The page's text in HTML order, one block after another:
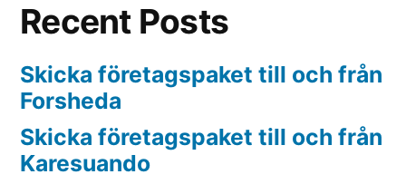
Recent Posts
Skicka företagspaket till och från
Forsheda
Skicka företagspaket till och från
Karesuando